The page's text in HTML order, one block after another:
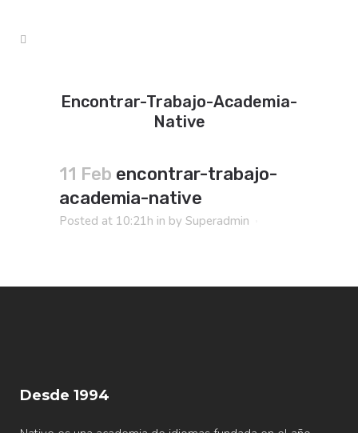
Encontrar-Trabajo-Academia-
Native
11 Feb encontrar-trabajo-
academia-native
Posted at 10:21h in by Superadmin
Desde 1994